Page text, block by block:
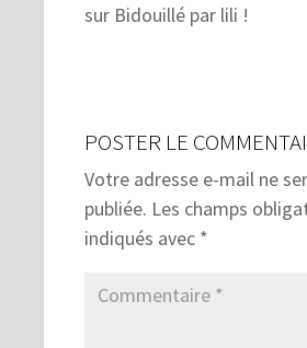
sur Bidouillé par lili !
POSTER LE
Votre adresse e-mail ne
publiée. Les champs
indiqués avec *